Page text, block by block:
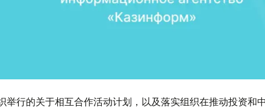
举行的关于相互合作活动计划，以及落实组织在推动投资和